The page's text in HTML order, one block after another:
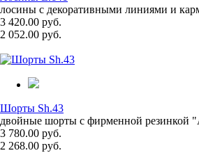
лосины с декоративными линиями и
3 420.00 руб.
2 052.00 руб.
Шорты Sh.43
двойные шорты с фирменной резинкой
3 780.00 руб.
2 268.00 руб.